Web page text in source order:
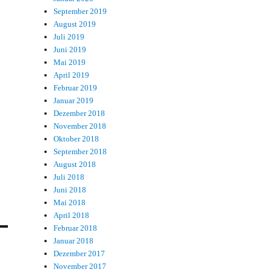
September 2019
August 2019
Juli 2019
Juni 2019
Mai 2019
April 2019
Februar 2019
Januar 2019
Dezember 2018
November 2018
Oktober 2018
September 2018
August 2018
Juli 2018
Juni 2018
Mai 2018
April 2018
Februar 2018
Januar 2018
Dezember 2017
November 2017